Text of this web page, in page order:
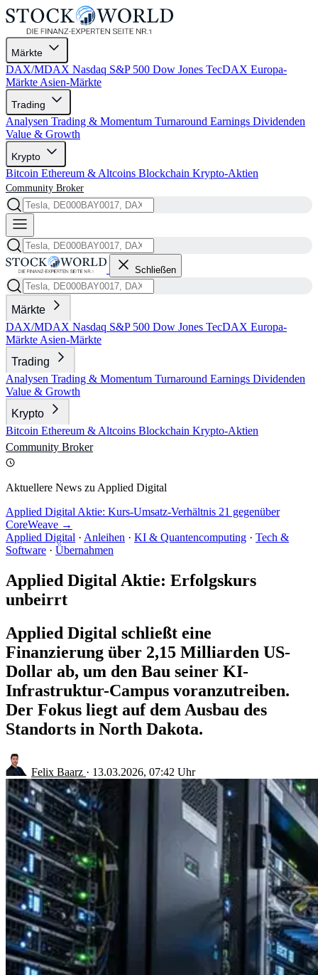
Märkte
DAX/MDAX Nasdaq S&P 500 Dow Jones TecDAX Europa-
Märkte Asien-Märkte
Trading
Analysen Trading & Momentum Turnaround Earnings Dividenden
Value & Growth
Krypto
Bitcoin Ethereum & Altcoins Blockchain Krypto-Aktien
Community Broker
Schließen
Märkte
DAX/MDAX Nasdaq S&P 500 Dow Jones TecDAX Europa-
Märkte Asien-Märkte
Trading
Analysen Trading & Momentum Turnaround Earnings Dividenden
Value & Growth
Krypto
Bitcoin Ethereum & Altcoins Blockchain Krypto-Aktien
Community Broker
Aktuellere News zu Applied Digital
Applied Digital Aktie: Kurs-Umsatz-Verhältnis 21 gegenüber
CoreWeave →
Applied Digital · Anleihen · KI & Quantencomputing · Tech &
Software · Übernahmen
Applied Digital Aktie: Erfolgskurs
unbeirrt
Applied Digital schließt eine
Finanzierung über 2,15 Milliarden US-
Dollar ab, um den Bau seiner KI-
Infrastruktur-Campus voranzutreiben.
Der Fokus liegt auf dem Ausbau des
Standorts in North Dakota.
Felix Baarz · 13.03.2026, 07:42 Uhr